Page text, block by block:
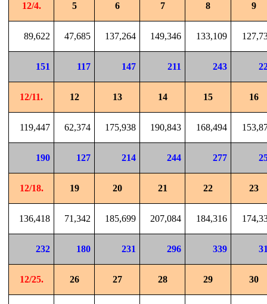
12/4. 5 6 7 8 9
89,622 47,685 137,264 149,346 133,109
151 117 147 211 243
12/11. 12 13 14 15 16
119,447 62,374 175,938 190,843 168,494
190 127 214 244 277
12/18. 19 20 21 22 23
136,418 71,342 185,699 207,084 184,316
232 180 231 296 339
12/25. 26 27 28 29 30